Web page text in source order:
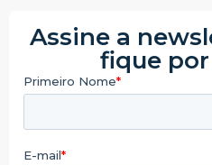
Assine a
fique